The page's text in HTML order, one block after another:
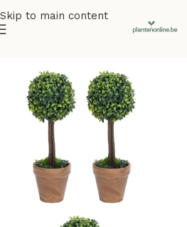
Skip to main content